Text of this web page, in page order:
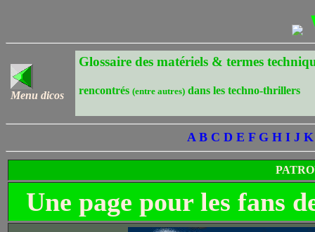
Menu dicos
Glossaire des matériels & termes
rencontrés (entre autres) dans les techno-thrillers
A B C D E F G H I J K
Une page pour les fans